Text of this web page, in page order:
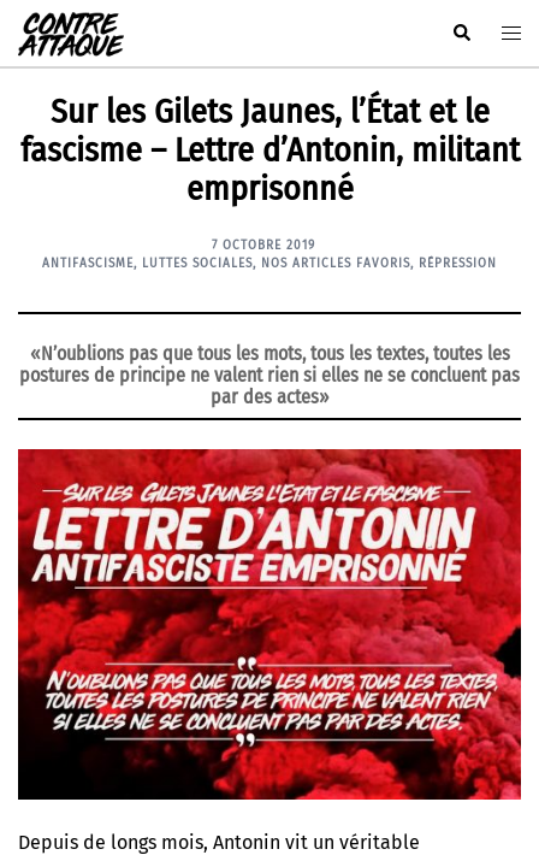
Aller
au
contenu
Rechercher
Sur les Gilets Jaunes, l’État et le
fascisme – Lettre d’Antonin, militant
emprisonné
7 OCTOBRE 2019
ANTIFASCISME, LUTTES SOCIALES, NOS ARTICLES FAVORIS, RÉPRESSION
«N’oublions pas que tous les mots, tous les textes, toutes les
postures de principe ne valent rien si elles ne se concluent pas
par des actes»
Depuis de longs mois, Antonin vit un véritable